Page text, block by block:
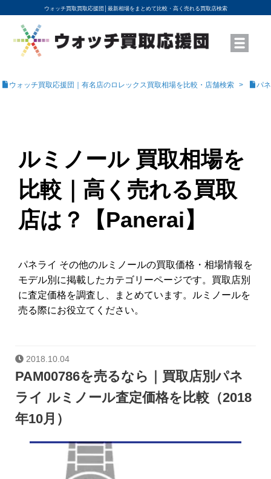
ウォッチ買取買取応援団│ 最新相場をまとめて比較・高く売れる買取店検索
YouTubeで動画を公開中
ROLEXモデル名から買取相場を調べる
高級時計ブランド名から買取相場を調べる
地域から買取店を探す
店舗名から買取店を探す
ブランド時計を高く売る方法
買取査定を依頼する
ウォッチ買取応援団｜有名店のロレックス買取相場を比較・店舗検索 パ
ルミノール 買取相場を
比較｜高く売れる買取
店は？【Panerai】
パネライ その他のルミノールの買取価格・相場情報を
モデル別に掲載したカテゴリーページです。買取店別
に査定価格を調査し、まとめています。ルミノールを
売る際にお役立てください。
2018.10.04
PAM00786を売るなら｜買取店別パネ
ライ ルミノール査定価格を比較（2018
年10月）